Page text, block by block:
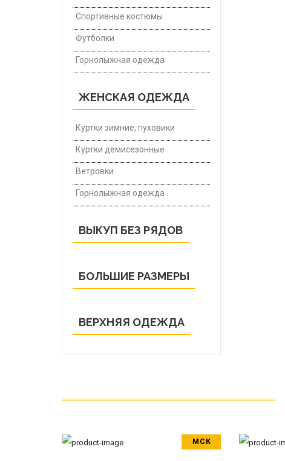
Спортивные костюмы
Футболки
Горнолыжная одежда
ЖЕНСКАЯ ОДЕЖДА
Куртки зимние, пуховики
Куртки демисезонные
Ветровки
Горнолыжная одежда
ВЫКУП БЕЗ РЯДОВ
БОЛЬШИЕ РАЗМЕРЫ
ВЕРХНЯЯ ОДЕЖДА
МСК